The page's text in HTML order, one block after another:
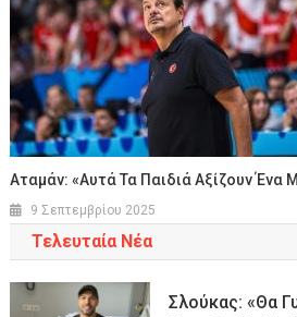
Αταμάν: «Αυτά Τα Παιδιά Αξίζουν Ένα
9 Σεπτεμβρίου 2025
Τελευταία Νέα
Σλούκας: «Θα